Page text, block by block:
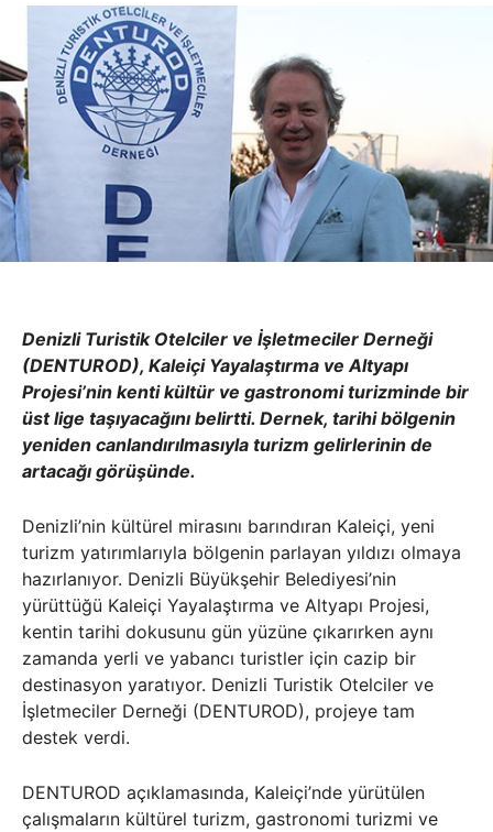
Denizli Turistik Otelciler ve İşletmeciler Derneği
(DENTUROD), Kaleiçi Yayalaştırma ve Altyapı
Projesi’nin kenti kültür ve gastronomi turizminde bir
üst lige taşıyacağını belirtti. Dernek, tarihi bölgenin
yeniden canlandırılmasıyla turizm gelirlerinin de
artacağı görüşünde.
Denizli’nin kültürel mirasını barındıran Kaleiçi, yeni
turizm yatırımlarıyla bölgenin parlayan yıldızı olmaya
hazırlanıyor. Denizli Büyükşehir Belediyesi’nin
yürüttüğü Kaleiçi Yayalaştırma ve Altyapı Projesi,
kentin tarihi dokusunu gün yüzüne çıkarırken aynı
zamanda yerli ve yabancı turistler için cazip bir
destinasyon yaratıyor. Denizli Turistik Otelciler ve
İşletmeciler Derneği (DENTUROD), projeye tam
destek verdi.
DENTUROD açıklamasında, Kaleiçi’nde yürütülen
çalışmaların kültürel turizm, gastronomi turizmi ve